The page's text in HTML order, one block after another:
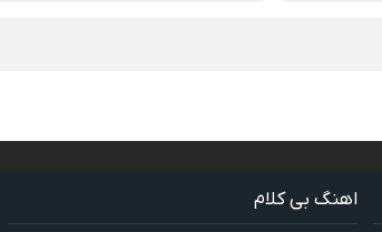
اهنگ بی کلام